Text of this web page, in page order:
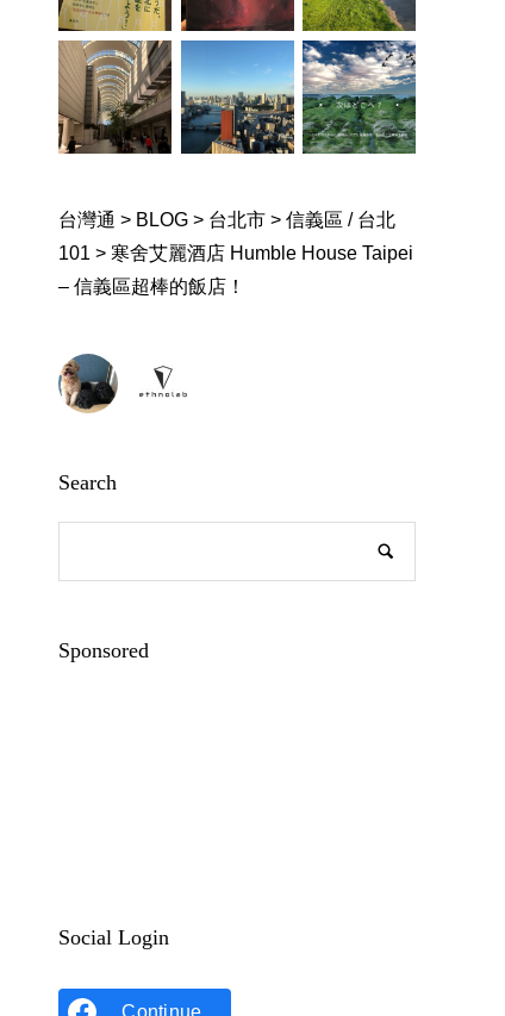
台灣通 > BLOG > 台北市 >信義區 / 台北
101 > 寒舍艾麗酒店 Humble House Taipei
– 信義區超棒的飯店！
Search
Sponsored
Social Login
Continue